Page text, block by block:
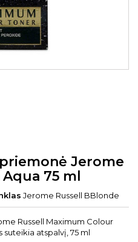
Jerome
75 ml
Jerome Russell BBlonde
Russell Maximum Colour
suteikia atspalvį, 75 ml